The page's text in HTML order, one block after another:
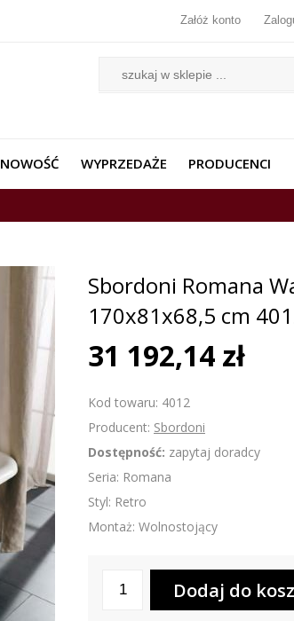
Załóż konto
NOWOŚĆ WYPRZEDAŻE PRODUCENCI
Sbordoni Romana
170x81x68,5 cm
31 192,14 zł
Kod towaru: 4012
Producent: Sbordoni
Dostępność: zapytaj doradcy
Seria: Romana
Styl: Retro
Montaż: Wolnostojący